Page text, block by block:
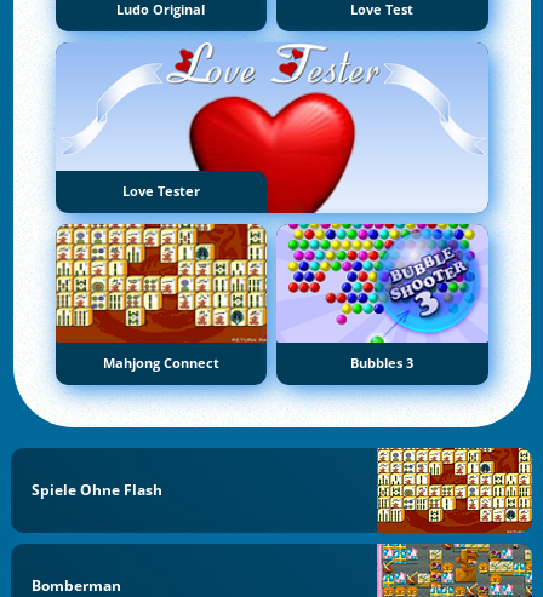
Ludo Original Love Test
Love Tester
Mahjong Connect Bubbles 3
Spiele Ohne Flash
Bomberman